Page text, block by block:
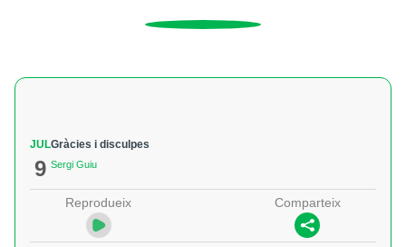
JUL
9
Gràcies i disculpes
Sergi Guiu
Reprodueix Comparteix